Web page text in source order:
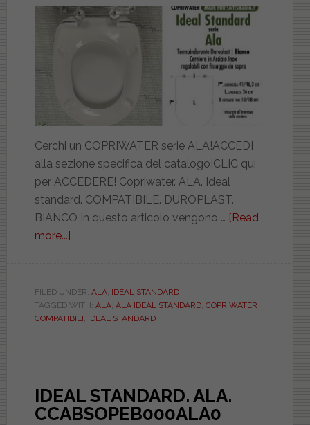
Cerchi un COPRIWATER serie ALA!ACCEDI
alla sezione specifica del catalogo!CLIC qui
per ACCEDERE! Copriwater. ALA. Ideal
standard. COMPATIBILE. DUROPLAST.
BIANCO In questo articolo vengono … [Read
more...]
ALA.
DUROPLAST.
ASTFSE166402FIOR
FILED UNDER: ALA, IDEAL STANDARD
TAGGED WITH: ALA, ALA IDEAL STANDARD, COPRIWATER
COMPATIBILI IDEAL STANDARD
IDEAL STANDARD. ALA.
CCABSOPEB000ALA0